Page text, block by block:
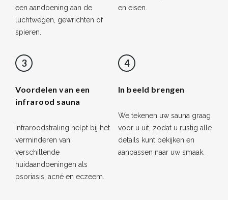
een aandoening aan de
luchtwegen, gewrichten of
spieren.
en eisen.
3
Voordelen van een
infrarood sauna
Infraroodstraling helpt bij het
verminderen van
verschillende
huidaandoeningen als
psoriasis, acné en eczeem.
4
In beeld brengen
We tekenen uw sauna graag
voor u uit, zodat u rustig alle
details kunt bekijken en
aanpassen naar uw smaak.